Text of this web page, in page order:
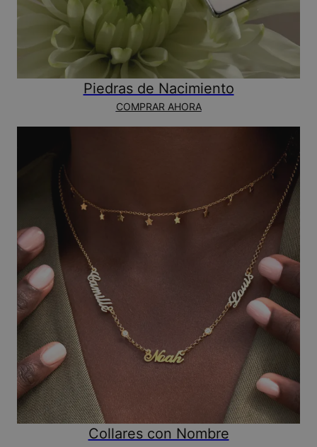
Piedras de Nacimiento
COMPRAR AHORA
Collares con Nombre